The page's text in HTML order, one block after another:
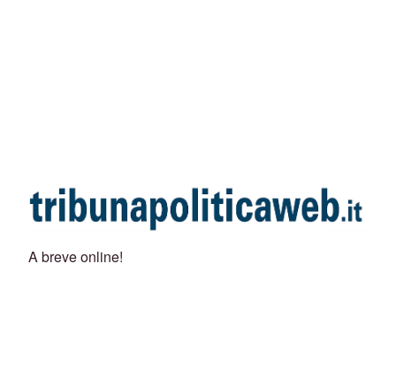
A breve online!